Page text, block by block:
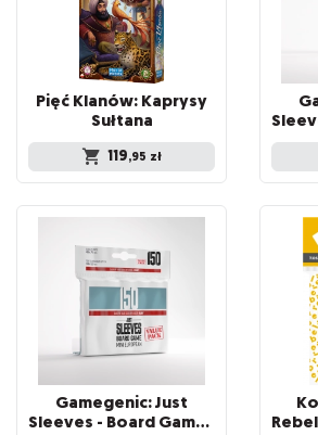
Pięć Klanów: Kaprysy
Sułtana
119,95 zł
Gamegenic: Just
Sleeves - Board Game Sleeves (46 x 71 mm) 150 sztuk, Clear